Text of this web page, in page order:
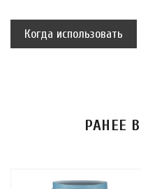
Когда использовать
РАНЕЕ